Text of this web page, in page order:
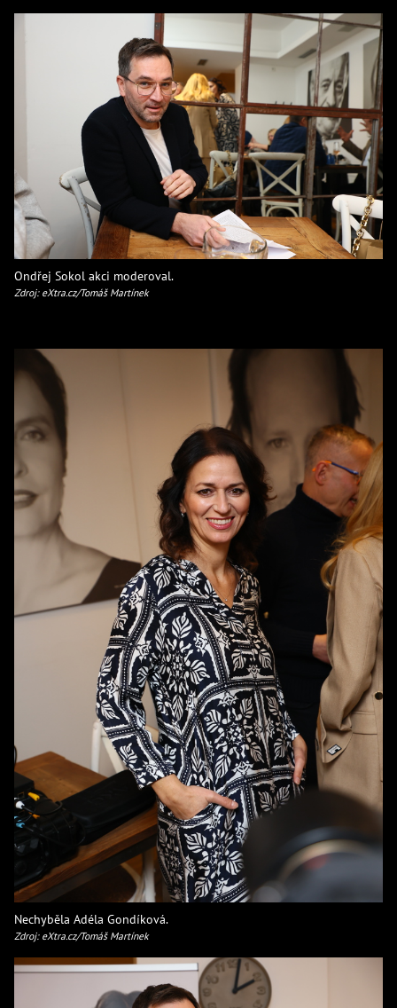
Ondřej Sokol akci moderoval.
Zdroj: eXtra.cz/Tomáš Martínek
Nechyběla Adéla Gondíková.
Zdroj: eXtra.cz/Tomáš Martínek